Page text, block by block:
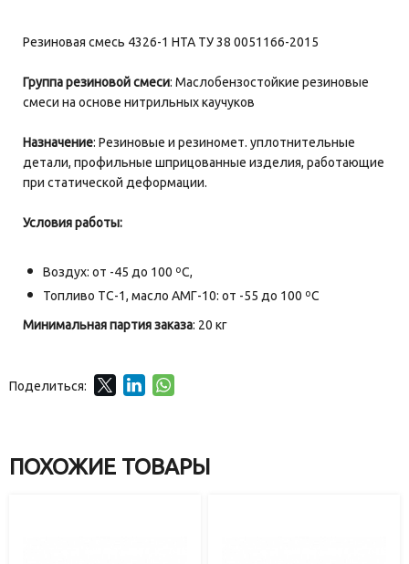
Резиновая смесь 4326-1 НТА ТУ 38 0051166-2015
Группа резиновой смеси: Маслобензостойкие резиновые
смеси на основе нитрильных каучуков
Назначение: Резиновые и резиномет. уплотнительные
детали, профильные шприцованные изделия, работающие
при статической деформации.
Условия работы:
Воздух: от -45 до 100 ºС,
Топливо ТС-1, масло АМГ-10: от -55 до 100 ºС
Минимальная партия заказа: 20 кг
Поделиться:
ПОХОЖИЕ ТОВАРЫ